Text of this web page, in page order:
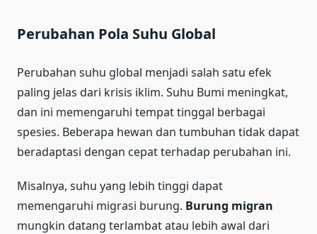
Perubahan Pola Suhu Global
Perubahan suhu global menjadi salah satu efek
paling jelas dari krisis iklim. Suhu Bumi meningkat,
dan ini memengaruhi tempat tinggal berbagai
spesies. Beberapa hewan dan tumbuhan tidak dapat
beradaptasi dengan cepat terhadap perubahan ini.
Misalnya, suhu yang lebih tinggi dapat
memengaruhi migrasi burung. Burung migran
mungkin datang terlambat atau lebih awal dari